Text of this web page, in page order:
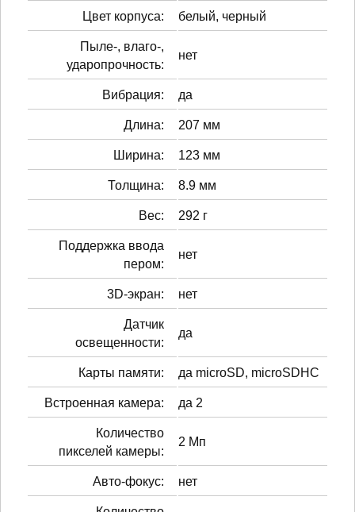
Цвет корпуса: белый, черный
Пыле-, влаго-,
ударопрочность:
нет
Вибрация: да
Длина: 207 мм
Ширина: 123 мм
Толщина: 8.9 мм
Вес: 292 г
Поддержка ввода
пером:
нет
3D-экран: нет
Датчик
освещенности:
да
Карты памяти: да microSD, microSDHC
Встроенная камера: да 2
Количество
пикселей камеры:
2 Мп
Авто-фокус: нет